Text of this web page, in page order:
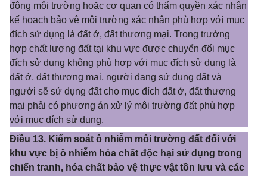
động môi trường hoặc cơ quan có thẩm quyền xác nhận
kế hoạch bảo vệ môi trường xác nhận phù hợp với mục
đích sử dụng là đất ở, đất thương mại. Trong trường
hợp chất lượng đất tại khu vực được chuyển đổi mục
đích sử dụng không phù hợp với mục đích sử dụng là
đất ở, đất thương mại, người đang sử dụng đất và
người sẽ sử dụng đất cho mục đích đất ở, đất thương
mại phải có phương án xử lý môi trường đất phù hợp
với mục đích sử dụng.
Điều 13. Kiểm soát ô nhiễm môi trường đất đối với
khu vực bị ô nhiễm hóa chất độc hại sử dụng trong
chiến tranh, hóa chất bảo vệ thực vật tồn lưu và các